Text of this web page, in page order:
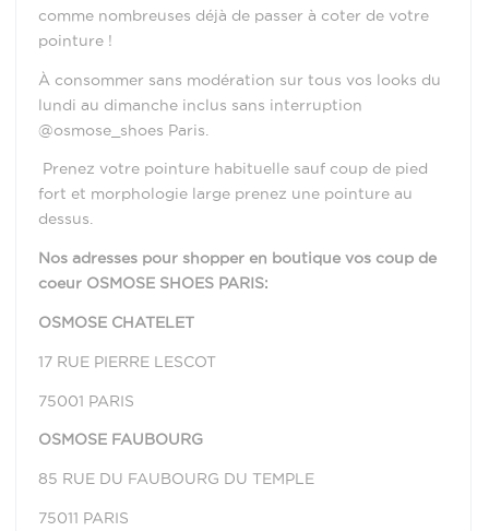
comme nombreuses déjà de passer à coter de votre
pointure !
À consommer sans modération sur tous vos looks du
lundi au dimanche inclus sans interruption
@osmose_shoes Paris.
Prenez votre pointure habituelle sauf coup de pied
fort et morphologie large prenez une pointure au
dessus.
Nos adresses pour shopper en boutique vos coup de
coeur OSMOSE SHOES PARIS:
OSMOSE CHATELET
17 RUE PIERRE LESCOT
75001 PARIS
OSMOSE FAUBOURG
85 RUE DU FAUBOURG DU TEMPLE
75011 PARIS